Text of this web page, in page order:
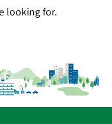
looking for.